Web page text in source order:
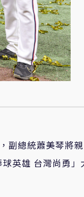
副總統蕭美琴將
英雄 台灣尚勇」